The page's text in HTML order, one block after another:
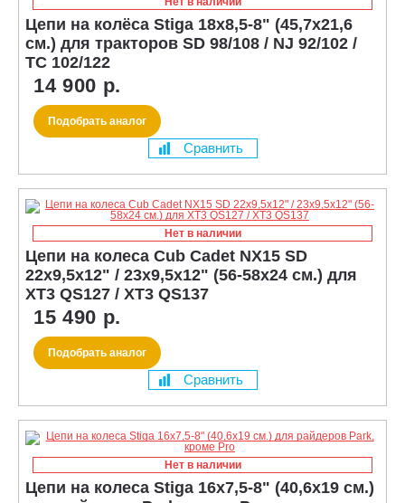
Цепи на колёса Stiga 18x8,5-8" (45,7x21,6
см.) для тракторов SD 98/108 / NJ 92/102 /
TC 102/122
14 900 р.
Подобрать аналог
Сравнить
Нет в наличии
Цепи на колеса Cub Cadet NX15 SD
22x9,5x12" / 23x9,5x12" (56-58x24 см.) для
XT3 QS127 / XT3 QS137
15 490 р.
Подобрать аналог
Сравнить
Нет в наличии
Цепи на колеса Stiga 16х7,5-8" (40,6x19 см.)